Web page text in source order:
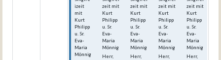
izeit
mit
Kurt
Philipp
u. Sr.
Eva-
Maria
Mönnig
zeit mit
Kurt
Philipp
u. Sr.
Eva-
Maria
Mönnig
Herr,
zeit mit
Kurt
Philipp
u. Sr.
Eva-
Maria
Mönnig
Herr,
zeit mit
Kurt
Philipp
u. Sr.
Eva-
Maria
Mönnig
Herr,
zeit mit
Kurt
Philipp
u. Sr.
Eva-
Maria
Mönnig
Herr,